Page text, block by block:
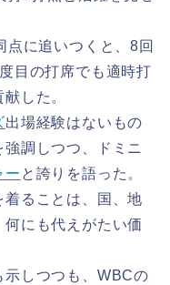
点に追いつくと、8回
目の打席でも適時打
した。
出場経験はないもの
調しつつ、ドミニ
ー と誇りを語った。
着ることは、国、地
にも代えがたい価
示しつつも、WBCの